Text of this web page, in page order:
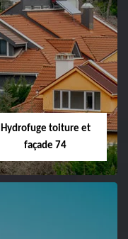
Hydrofuge toiture et
façade 74